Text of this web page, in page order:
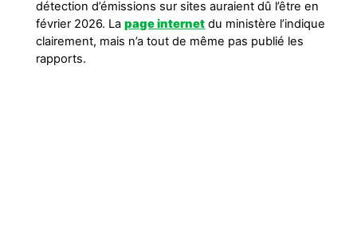
détection d’émissions sur sites auraient dû l’être en
février 2026. Lapage internet du ministère l’indique
clairement, mais n’a tout de même pas publié les
rapports.